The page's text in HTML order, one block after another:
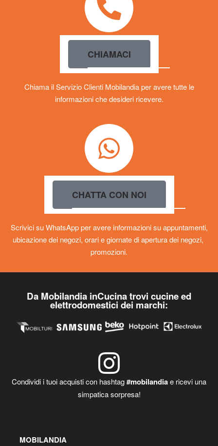
CHIAMACI
Chiama il Servizio Clienti Mobilandia per avere tutte le
informazioni che desideri ricevere.
CHATTA CON NOI
Scrivici su WhatsApp per avere informazioni su appuntamenti,
ubicazione dei negozi, orari e giornate di apertura dei negozi,
promozioni.
Da Mobilandia inCucina trovi cucine ed
elettrodomestici dei marchi:
Condividi i tuoi acquisti con hashtag#mobilandiae ricevi una
simpatica sorpresa!
MOBILANDIA